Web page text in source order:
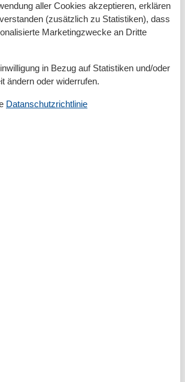
(0,39 €/kWh) und Wasser (6,50 €/m³)
abgerechnet (Preise ohne
der bezahlten Sicherheitsleistung
Handtücher können auf Wunsch
werden.
Aufpreis buchbar. Für die Buchung
aller Cookies akzeptieren, erklären
(zusätzlich zu Statistiken), dass
Marketingzwecke an Dritte
in Bezug auf Statistiken und/oder
ändern oder widerrufen.
Datanschutzrichtlinie